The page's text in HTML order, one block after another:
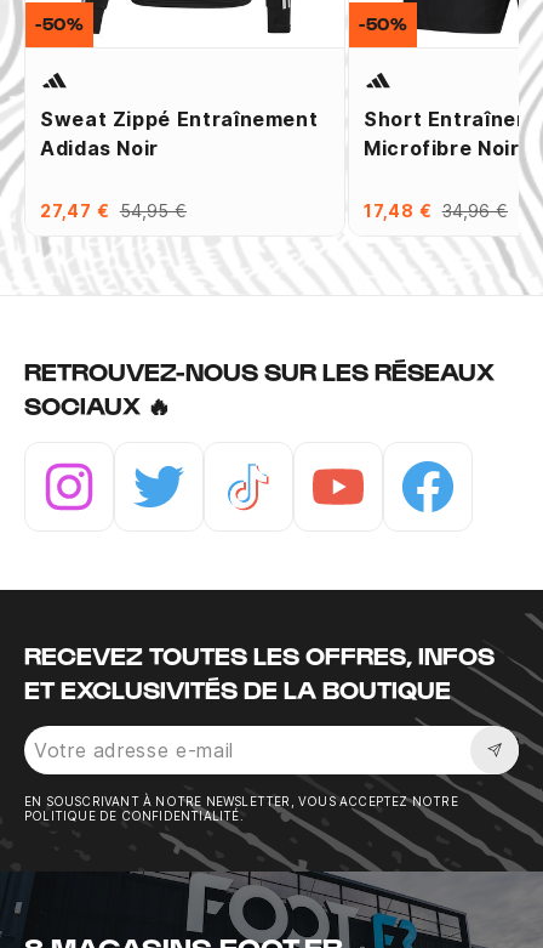
Sweat Zippé Entraînement
Adidas Noir
27,47 € 54,95 €
-50%
Short
Microfibre Noir
17,48 € 34,96 €
-50%
RETROUVEZ-NOUS SUR LES RÉSEAUX
SOCIAUX 🔥
RECEVEZ TOUTES LES OFFRES, INFOS
ET EXCLUSIVITÉS DE LA BOUTIQUE
EN SOUSCRIVANT À NOTRE NEWSLETTER, VOUS ACCEPTEZ NOTRE
POLITIQUE DE CONFIDENTIALITÉ.